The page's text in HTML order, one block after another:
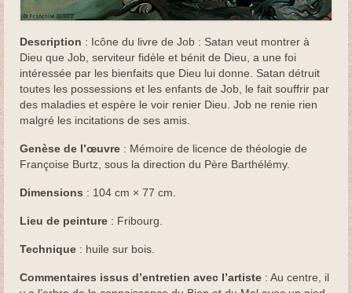
Credo
Tableaux
Apôtres
Rameaux
Job
Description : Icône du livre de Job : Satan veut montrer à
Dieu que Job, serviteur fidèle et bénit de Dieu, a une foi
intéressée par les bienfaits que Dieu lui donne. Satan détruit
toutes les possessions et les enfants de Job, le fait souffrir par
des maladies et espère le voir renier Dieu. Job ne renie rien
malgré les incitations de ses amis.
Genèse de l’œuvre : Mémoire de licence de théologie de
Françoise Burtz, sous la direction du Père Barthélémy.
Dimensions : 104 cm × 77 cm.
Lieu de peinture : Fribourg.
Technique : huile sur bois.
Commentaires issus d’entretien avec l’artiste : Au centre, il